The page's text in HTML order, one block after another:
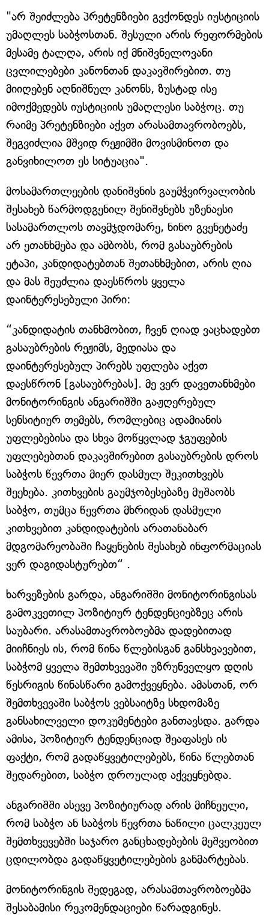
"არ შეიძლება პრეტენზიები გვქონდეს იუსტიციის
უმაღლეს საბჭოსთან. შესული არის რეფორმების
მესამე ტალღა, არის იქ მნიშვნელოვანი
ცვლილებები კანონთან დაკავშირებით. თუ
მიიღებენ აღნიშნულ კანონს, ზუსტად ისე
იმოქმედებს იუსტიციის უმაღლესი საბჭოც. თუ
რაიმე პრეტენზიები აქვთ არასამთავრობოებს,
შეგვიძლია მშვიდ რეჟიმში მოვისმინოთ და
განვიხილოთ ეს სიტუაცია".
მოსამართლეების დანიშვნის გაუმჭვირვალობის
შესახებ წარმოდგენილ შენიშვნებს უზენაესი
სასამართლოს თავმჯდომარე, ნინო გვენეტაძე
არ ეთანხმება და ამბობს, რომ გასაუბრების
ეტაპი, კანდიდატებთან შეთანხმებით, არის ღია
და მას შეუძლია დაესწროს ყველა
დაინტერესებული პირი:
“კანდიდატის თანხმობით, ჩვენ ღიად ვაცხადებთ
გასაუბრების რეჟიმს, მედიასა და
დაინტერესებულ პირებს უფლება აქვთ
დაესწრონ [გასაუბრებას]. მე ვერ დავეთანხმები
მონიტორინგის ანგარიშში გაჟღერებულ
სენსიტიურ თემებს, რომლებიც ადამიანის
უფლებებისა და სხვა მოწყვლად ჯგუფების
უფლებებთან დაკავშირებით გასაუბრების დროს
საბჭოს წევრთა მიერ დასმულ შეკითხვებს
შეეხება. კითხვების გაუმჯობესებაზე მუშაობს
საბჭო, თუმცა წევრთა მხრიდან დასმული
კითხვებით კანდიდატების არათანაბარ
მდგომარეობაში ჩაყენების შესახებ ინფორმაციას
ვერ დაგიდასტურებთ“ .
ხარვეზების გარდა, ანგარიშში მონიტორინგისას
გამოკვეთილ პოზიტიურ ტენდენციებზეც არის
საუბარი. არასამთავრობოებმა დადებითად
მიიჩნიეს ის, რომ წინა წლებისგან განსხვავებით,
საბჭომ ყველა შემთხვევაში უზრუნველყო დღის
წესრიგის წინასწარი გამოქვეყნება. ამასთან, ორ
შემთხვევაში საბჭოს ვებსაიტზე სხდომაზე
განსახილველი დოკუმენტები განთავსდა. გარდა
ამისა, პოზიტიურ ტენდენციად შეაფასეს ის
ფაქტი, რომ გადაწყვეტილებებს, წინა წლებთან
შედარებით, საბჭო დროულად აქვეყნებდა.
ანგარიშში ასევე პოზიტიურად არის მიჩნეული,
რომ საბჭო ან საბჭოს წევრთა ნაწილი ცალკეულ
შემთხვევებში საჯარო განცხადებების მეშვეობით
ცდილობდა გადაწყვეტილებების განმარტებას.
მონიტორინგის შედეგად, არასამთავრობოებმა
შესაბამისი რეკომენდაციები წარადგინეს.